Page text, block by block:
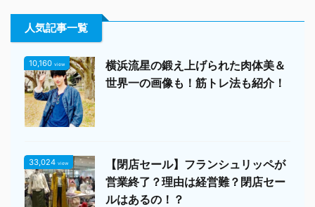
人気記事一覧
10,160 view
横浜流星の鍛え上げられた肉体美＆
世界一の画像も！筋トレ法も紹介！
33,024 view
【閉店セール】フランシュリッペが
営業終了？理由は経営難？閉店セー
ルはあるの！？